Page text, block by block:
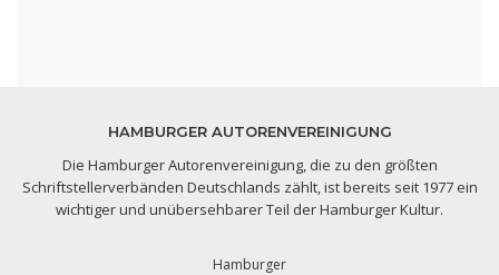
HAMBURGER AUTORENVEREINIGUNG
Die Hamburger Autorenvereinigung, die zu den größten
Schriftstellerverbänden Deutschlands zählt, ist bereits seit 1977 ein
wichtiger und unübersehbarer Teil der Hamburger Kultur.
Hamburger